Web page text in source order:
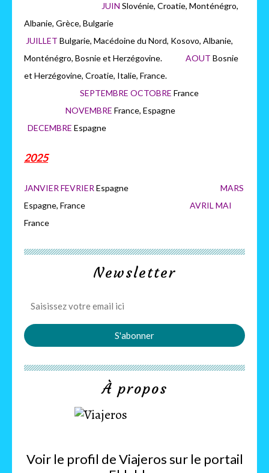
Newsletter
À propos
Voir le profil deViajerossur le portail
JUIN Slovénie, Croatie, Monténégro,
Albanie, Grèce, Bulgarie
JUILLET Bulgarie, Macédoine du Nord, Kosovo, Albanie,
Monténégro, Bosnie et Herzégovine. AOUT Bosnie
et Herzégovine, Croatie, Italie, France.
SEPTEMBRE OCTOBRE France
NOVEMBRE France, Espagne
DECEMBRE Espagne
2025
JANVIER FEVRIER Espagne MARS
Espagne, France AVRIL MAI
France